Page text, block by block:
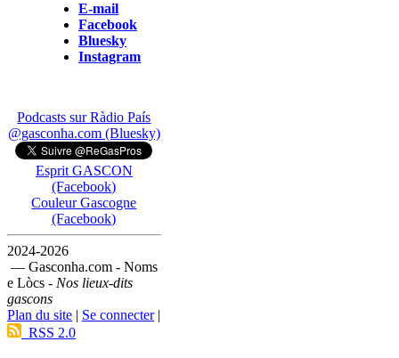
E-mail
Facebook
Bluesky
Instagram
Podcasts sur Ràdio País
@gasconha.com (Bluesky)
Esprit GASCON
(Facebook)
Couleur Gascogne
(Facebook)
2024-2026
— Gasconha.com - Noms
e Lòcs - Nos lieux-dits
gascons
Plan du site | Se connecter|
RSS 2.0